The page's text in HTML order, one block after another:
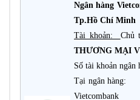
Ngân hàng
Tp.Hồ Chí Minh
Tài khoản: Chủ
THƯƠNG MẠI
Số tài khoản ngân
Tại ngân
Vietcombank